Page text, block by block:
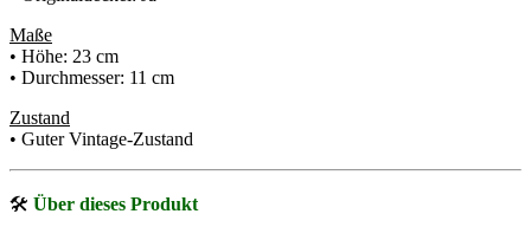
Maße
• Höhe: 23 cm
• Durchmesser: 11 cm
Zustand
• Guter Vintage-Zustand
🛠 Über dieses Produkt